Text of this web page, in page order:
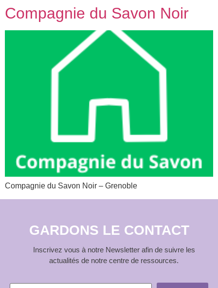
Compagnie du Savon Noir
Compagnie du Savon Noir – Grenoble
GARDONS LE CONTACT
Inscrivez vous à notre Newsletter afin de suivre les
actualités de notre centre de ressources.